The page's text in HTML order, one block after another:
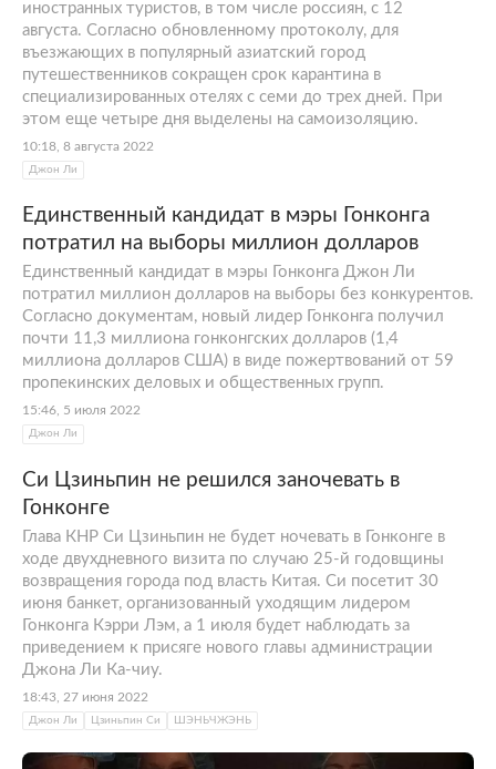
иностранных туристов, в том числе россиян, с 12
августа. Согласно обновленному протоколу, для
въезжающих в популярный азиатский город
путешественников сокращен срок карантина в
специализированных отелях с семи до трех дней. При
этом еще четыре дня выделены на самоизоляцию.
10:18, 8 августа 2022
Джон Ли
Единственный кандидат в мэры Гонконга
потратил на выборы миллион долларов
Единственный кандидат в мэры Гонконга Джон Ли
потратил миллион долларов на выборы без конкурентов.
Согласно документам, новый лидер Гонконга получил
почти 11,3 миллиона гонконгских долларов (1,4
миллиона долларов США) в виде пожертвований от 59
пропекинских деловых и общественных групп.
15:46, 5 июля 2022
Джон Ли
Си Цзиньпин не решился заночевать в
Гонконге
Глава КНР Си Цзиньпин не будет ночевать в Гонконге в
ходе двухдневного визита по случаю 25-й годовщины
возвращения города под власть Китая. Си посетит 30
июня банкет, организованный уходящим лидером
Гонконга Кэрри Лэм, а 1 июля будет наблюдать за
приведением к присяге нового главы администрации
Джона Ли Ка-чиу.
18:43, 27 июня 2022
Джон Ли Цзиньпин Си ШЭНЬЧЖЭНЬ